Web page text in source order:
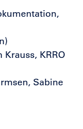
KRRO
Sabine